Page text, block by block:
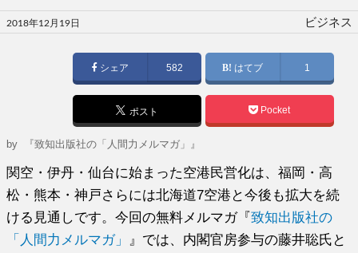
投
稿
2018年12月19日 ビジネス
シェア 582 はてブ 1
ポスト Pocket
by 『致知出版社の「人間力メルマガ」』
関空・伊丹・仙台に始まった空港民営化は、福岡・高
松・熊本・神戸さらには北海道7空港と今後も拡大を続
ける見通しです。今回の無料メルマガ『致知出版社の
「人間力メルマガ」
』では、内閣官房参与の藤井聡氏と